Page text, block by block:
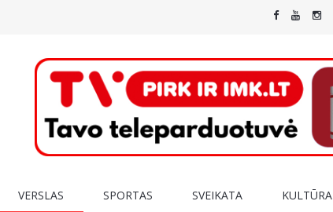
VERSLAS SPORTAS SVEIKATA KULTŪRA